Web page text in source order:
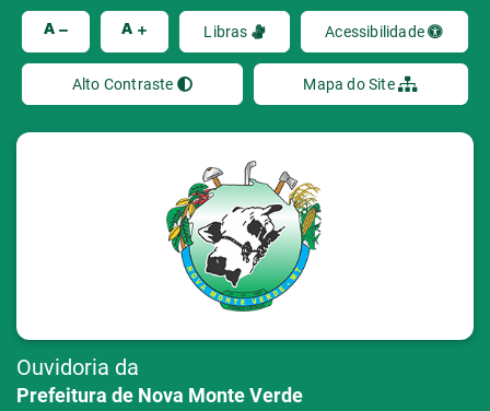
A A Libras Acessibilidade
Alto Contraste Mapa do Site
Ouvidoria da
Prefeitura de Nova Monte Verde